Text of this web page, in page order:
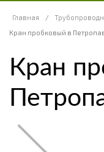
Главная /
Кран пробковый в
Кран